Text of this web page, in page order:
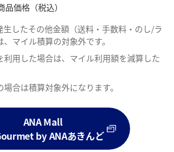
価格（税込）
生したその他金額（送料・手数料・のし/ラ
マイル積算の対象外です。
利用した場合は、マイル利用額を減算した
合は積算対象外になります。
ANA Mall
by ANAあきんど